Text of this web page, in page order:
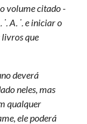
volume citado -
A⸫ e iniciar o
livros que
deverá
neles, mas
qualquer
ele poderá